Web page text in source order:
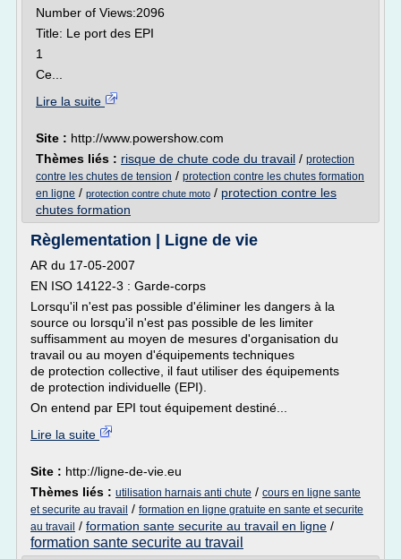
Number of Views:2096
Title: Le port des EPI
1
Ce...
Lire la suite
Site : http://www.powershow.com
Thèmes liés : risque de chute code du travail / protection
contre les chutes de tension / protection contre les chutes formation
en ligne / protection contre chute moto / protection contre les
chutes formation
Règlementation | Ligne de vie
AR du 17-05-2007
EN ISO 14122-3 : Garde-corps
Lorsqu'il n'est pas possible d'éliminer les dangers à la
source ou lorsqu'il n'est pas possible de les limiter
suffisamment au moyen de mesures d'organisation du
travail ou au moyen d'équipements techniques
de protection collective, il faut utiliser des équipements
de protection individuelle (EPI).
On entend par EPI tout équipement destiné...
Lire la suite
Site : http://ligne-de-vie.eu
Thèmes liés : utilisation harnais anti chute / cours en ligne sante
et securite au travail / formation en ligne gratuite en sante et securite
au travail / formation sante securite au travail en ligne /
formation sante securite au travail